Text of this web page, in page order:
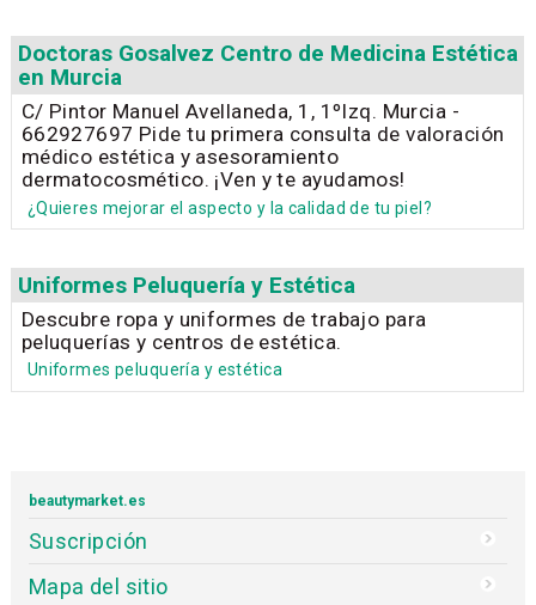
Doctoras Gosalvez Centro de Medicina Estética
en Murcia
C/ Pintor Manuel Avellaneda, 1, 1ºIzq. Murcia -
662927697 Pide tu primera consulta de valoración
médico estética y asesoramiento
dermatocosmético. ¡Ven y te ayudamos!
¿Quieres mejorar el aspecto y la calidad de tu piel?
Uniformes Peluquería y Estética
Descubre ropa y uniformes de trabajo para
peluquerías y centros de estética.
Uniformes peluquería y estética
beautymarket.es
Suscripción
Mapa del sitio